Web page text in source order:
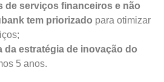
de serviços financeiros e não
tem priorizado para otimizar
da estratégia de inovação do
5 anos.